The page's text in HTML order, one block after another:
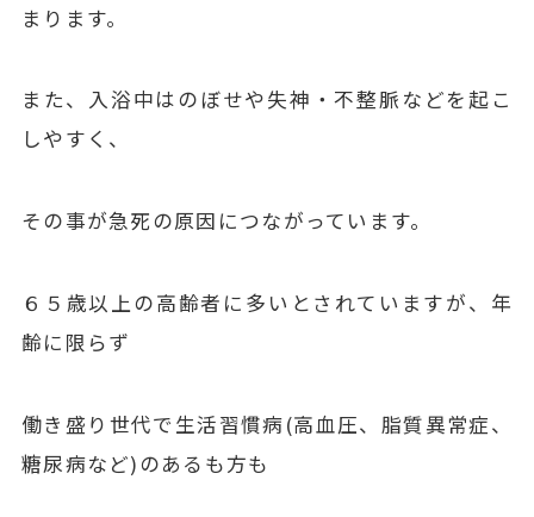
まります。
また、入浴中はのぼせや失神・不整脈などを起こ
しやすく、
その事が急死の原因につながっています。
６５歳以上の高齢者に多いとされていますが、年
齢に限らず
働き盛り世代で生活習慣病(高血圧、脂質異常症、
糖尿病など)のあるも方も